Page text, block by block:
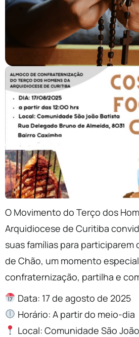
O Movimento do Terço dos
Arquidiocese de Curitiba
suas famílias para participarem
de Chão, um momento
confraternização, partilha e
Data: 17 de agosto de 2025
Horário: A partir do meio-dia
Local: Comunidade São